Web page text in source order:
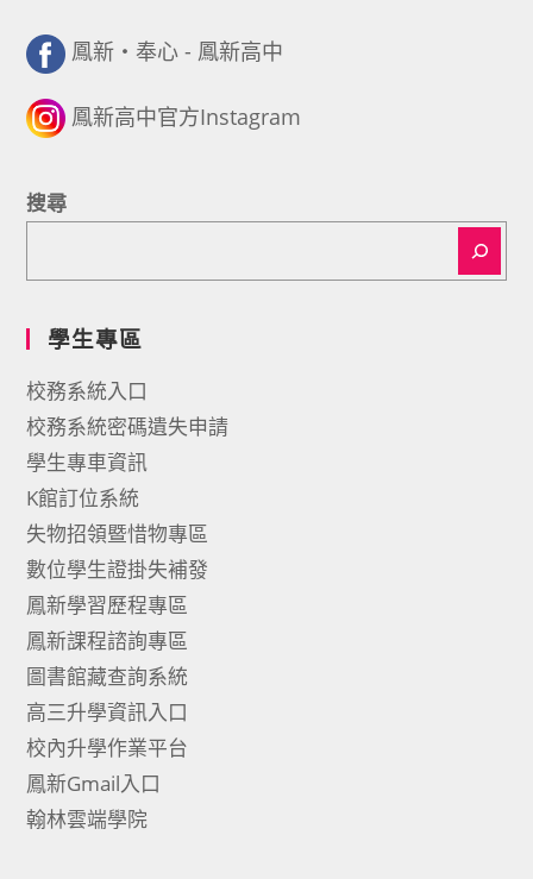
鳳新・奉心 - 鳳新高中
鳳新高中官方Instagram
搜尋
學生專區
校務系統入口
校務系統密碼遺失申請
學生專車資訊
K館訂位系統
失物招領暨惜物專區
數位學生證掛失補發
鳳新學習歷程專區
鳳新課程諮詢專區
圖書館藏查詢系統
高三升學資訊入口
校內升學作業平台
鳳新Gmail入口
翰林雲端學院